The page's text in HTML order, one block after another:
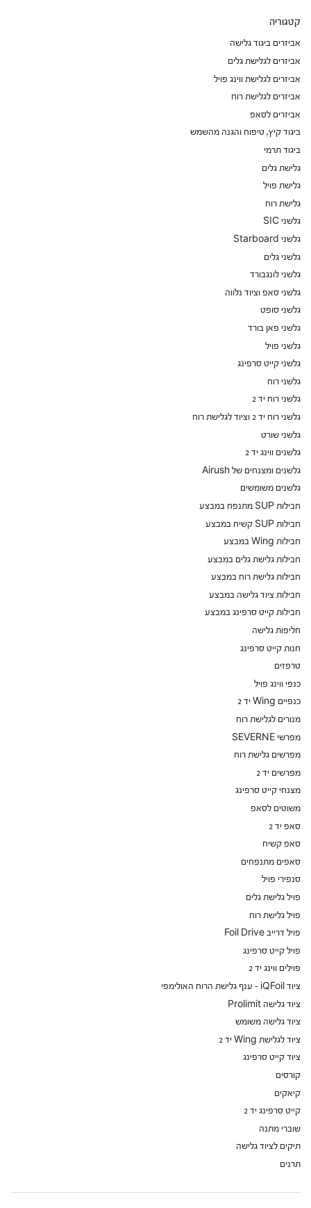
קטגוריה
אביזרים ביגוד גלישה
אביזרים לגלישת גלים
אביזרים לגלישת ווינג פויל
אביזרים לגלישת רוח
אביזרים לסאפ
ביגוד קיץ, טיפוח והגנה מהשמש
ביגוד תרמי
גלישת גלים
גלישת פויל
גלישת רוח
גלשני SIC
גלשני Starboard
גלשני גלים
גלשני לונגבורד
גלשני סאפ וציוד נלווה
גלשני סופט
גלשני פאן בורד
גלשני פויל
גלשני קייט סרפינג
גלשני רוח
גלשני רוח יד 2
גלשני רוח יד 2 וציוד לגלישת רוח
גלשני שורט
גלשנים ווינג יד 2
גלשנים ומצנחים של Airush
גלשנים משומשים
חבילות SUP מתנפח במבצע
חבילות SUP קשיח במבצע
חבילות Wing במבצע
חבילות גלישת גלים במבצע
חבילות גלישת רוח במבצע
חבילות ציוד גלישה במבצע
חבילות קייט סרפינג במבצע
חליפות גלישה
חנות קייט סרפינג
טרפזים
כנפי ווינג פויל
כנפיים Wing יד 2
מנורים לגלישת רוח
מפרשי SEVERNE
מפרשים גלישת רוח
מפרשים יד 2
מצנחי קייט סרפינג
משוטים לסאפ
סאפ יד 2
סאפ קשיח
סאפים מתנפחים
סנפירי פויל
פויל גלישת גלים
פויל גלישת רוח
פויל דרייב Foil Drive
פויל קייט סרפינג
פוילים ווינג יד 2
ציוד iQFoil - ענף גלישת הרוח האולימפי
ציוד גלישה Prolimit
ציוד גלישה משומש
ציוד לגלישת Wing יד 2
ציוד קייט סרפינג
קורסים
קיאקים
קייט סרפינג יד 2
שוברי מתנה
תיקים לציוד גלישה
תרנים